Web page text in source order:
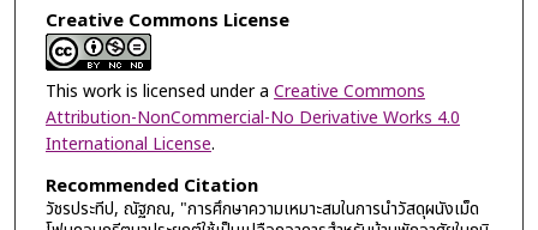
Creative Commons License
This work is licensed under a Creative Commons
Attribution-NonCommercial-No Derivative Works 4.0
International License.
Recommended Citation
วัชรประทีป, ณัฐภณ, "การศึกษาความเหมาะสมในการนำวัสดุผนังเม็ด